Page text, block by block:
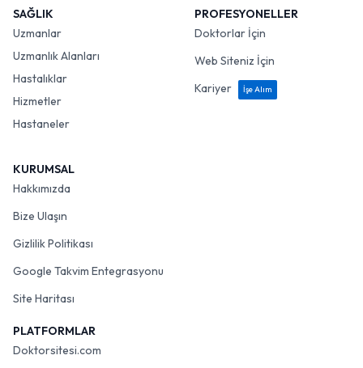
SAĞLIK
Uzmanlar
Uzmanlık Alanları
Hastalıklar
Hizmetler
Hastaneler
PROFESYONELLER
Doktorlar İçin
Web Siteniz İçin
Kariyer
İşe Alım
KURUMSAL
Hakkımızda
Bize Ulaşın
Gizlilik Politikası
Google Takvim Entegrasyonu
Site Haritası
PLATFORMLAR
Doktorsitesi.com